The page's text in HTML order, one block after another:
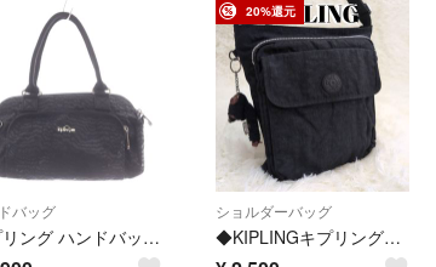
バッグ
キプリング ハンドバッグ ウェーブパターン メタルロゴプレート 黒
20%還元
ショルダーバッグ
◆KIPLINGキプリング◆メッセンジャーバッグ ショルダー ブラック ナイロン 軽量